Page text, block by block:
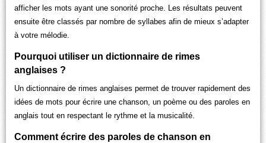
afficher les mots ayant une sonorité proche. Les résultats peuvent
ensuite être classés par nombre de syllabes afin de mieux s’adapter
à votre mélodie.
Pourquoi utiliser un dictionnaire de rimes
anglaises ?
Un dictionnaire de rimes anglaises permet de trouver rapidement des
idées de mots pour écrire une chanson, un poème ou des paroles en
anglais tout en respectant le rythme et la musicalité.
Comment écrire des paroles de chanson en